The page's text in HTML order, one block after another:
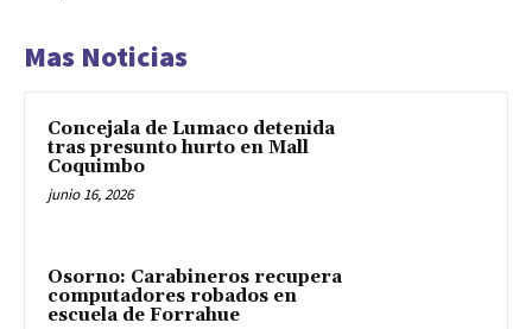
Mas Noticias
Concejala de Lumaco detenida
tras presunto hurto en Mall
Coquimbo
junio 16, 2026
Osorno: Carabineros recupera
computadores robados en
escuela de Forrahue